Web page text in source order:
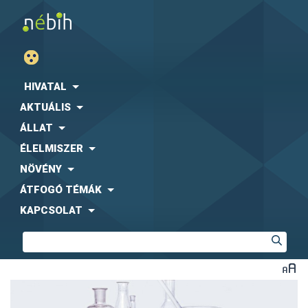
HIVATAL
AKTUÁLIS
ÁLLAT
ÉLELMISZER
NÖVÉNY
ÁTFOGÓ TÉMÁK
KAPCSOLAT